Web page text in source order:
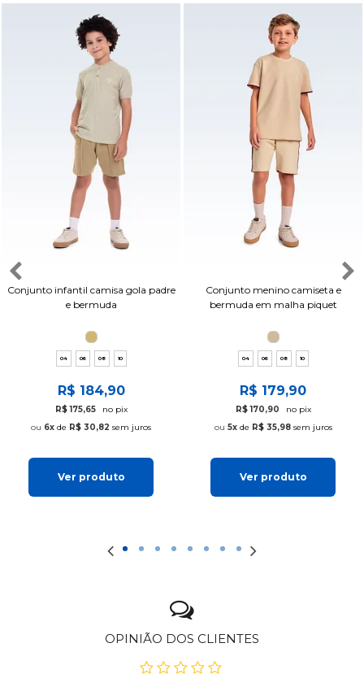
Conjunto infantil camisa gola padre
e bermuda
04 06 08 10
R$ 184,90
R$ 175,65
no pix
6x de R$ 30,82 sem juros
Ver produto
Conjunto menino camiseta e
bermuda em malha piquet
04 06 08 10
R$ 179,90
R$ 170,90
no pix
5xde R$ 35,98sem juros
Ver produto
OPINIÃO DOS CLIENTES